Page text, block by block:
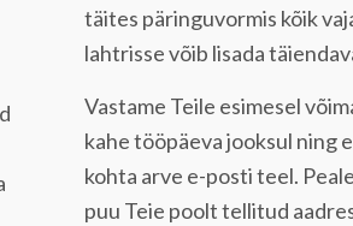
täites päringuvormis kõik
lahtrisse võib lisada
Vastame Teile esimesel
kahe tööpäeva jooksul ning
kohta arve e-posti teel.
puu Teie poolt tellitud